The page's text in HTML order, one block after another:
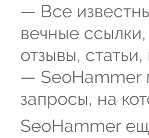
— Все
вечные
отзывы,
— SeoHammer
запросы, на
SeoHammer